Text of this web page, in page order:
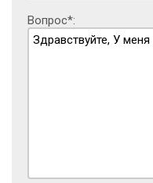
Вопрос*: